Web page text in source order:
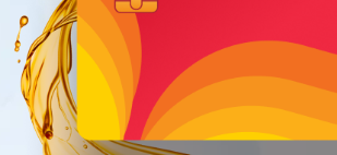
Статьи
Цена бензина и ДТ
Личный кабинет
Карта АЗС